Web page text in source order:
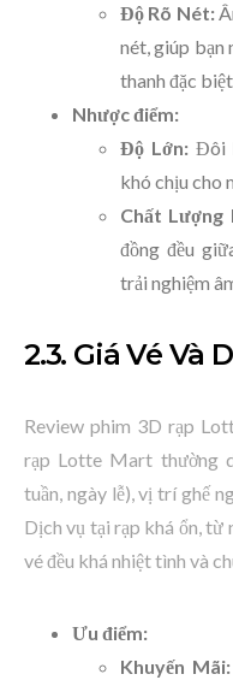
Độ Rõ Nét:
nét, giúp bạn
thanh đặc
Nhược điểm:
Độ Lớn:Đôi
khó chịu cho
Chất Lượng
đồng đều
trải nghiệm
2.3. Giá Vé Và
Review phim 3D rạp
rạp Lotte Mart thường
tuần, ngày lễ), vị trí ghế
Dịch vụ tại rạp khá ổn, từ
vé đều khá nhiệt tình và
Ưu điểm:
Khuyến Mãi: